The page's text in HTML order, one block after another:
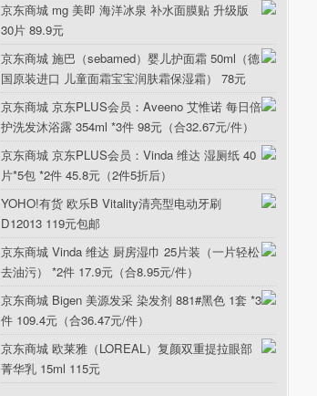
京东商城 mg 美即 海洋冰泉 补水面膜贴 升级版
30片 89.9元
京东商城 施巴（sebamed）婴儿护面霜 50ml（德
国原装进口 儿童面霜宝宝润肤霜保湿霜） 78元
京东商城 京东PLUS会员：Aveeno 艾惟诺 每日倍
护洗发沐浴露 354ml *3件 98元（合32.67元/件）
京东商城 京东PLUS会员：Vinda 维达 湿厕纸 40
片*5包 *2件 45.8元（2件5折后）
YOHO!有货 欧乐B Vitality清亮型电动牙刷
D12013 119元包邮
京东商城 Vinda 维达 厨房湿巾 25片装（一片轻松
去油污） *2件 17.9元（合8.95元/件）
京东商城 Bigen 美源发采 染发剂 881#黑色 1套 *3
件 109.4元（合36.47元/件）
京东商城 欧莱雅（LOREAL）复颜双重提拉眼部
菁华乳 15ml 115元